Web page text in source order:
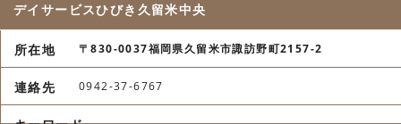
デイサービスひびき久留米中央
〒830-0037福岡県久留米市諏訪野町2157-2
0942-37-6767